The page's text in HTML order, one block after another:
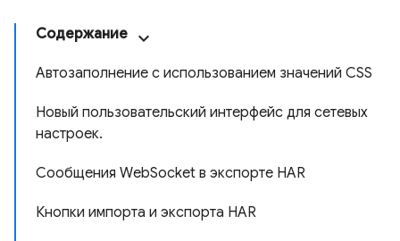
Содержание
Автозаполнение с использованием значений CSS
Новый пользовательский интерфейс для сетевых
настроек.
Сообщения WebSocket в экспорте HAR
Кнопки импорта и экспорта HAR